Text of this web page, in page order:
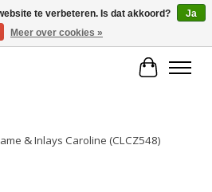
fast shipping!
& Inlays Caroline (CLCZ548)
te verbeteren. Is dat akkoord?
Ja
Meer over cookies »